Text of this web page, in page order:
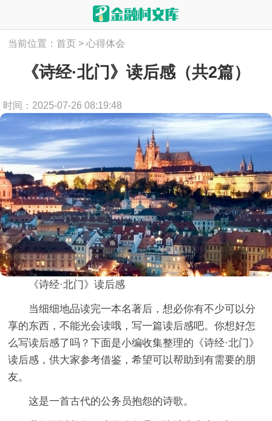
当前位置：首页 > 心得体会
《诗经·北门》读后感（共2篇）
时间：2025-07-26 08:19:48
《诗经·北门》读后感
当细细地品读完一本名著后，想必你有不少可以分
享的东西，不能光会读哦，写一篇读后感吧。你想好怎
么写读后感了吗？下面是小编收集整理的《诗经·北门》
读后感，供大家参考借鉴，希望可以帮助到有需要的朋
友。
这是一首古代的公务员抱怨的诗歌。